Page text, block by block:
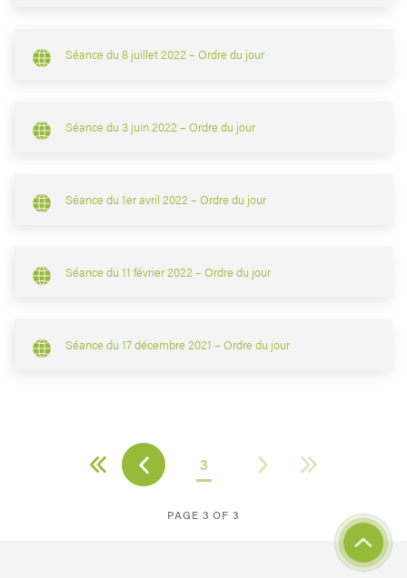
Séance du 8 juillet 2022 – Ordre du jour
Séance du 3 juin 2022 – Ordre du jour
Séance du 1er avril 2022 – Ordre du jour
Séance du 11 février 2022 – Ordre du jour
Séance du 17 décembre 2021 – Ordre du jour
3
PAGE 3 OF 3